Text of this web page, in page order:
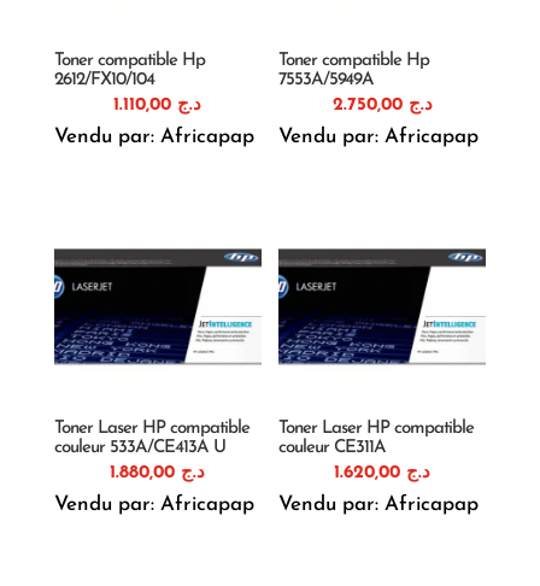
Toner compatible Hp
2612/FX10/104
د.ج
Vendu par: Africapap
Toner compatible Hp
7553A/5949A
د.ج 2.750,00
Vendu par: Africapap
Toner Laser HP compatible
couleur 533A/CE413A U
د.ج
Vendu par: Africapap
Toner Laser HP compatible
couleur CE311A
د.ج
Vendu par: Africapap